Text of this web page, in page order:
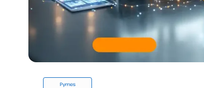
Pymes